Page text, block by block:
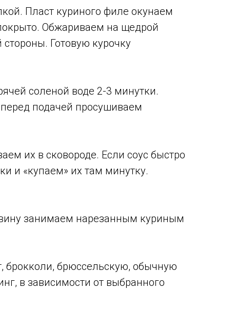
Пласт куриного филе окунаем
Обжариваем на щедрой
Готовую курочку
соленой воде 2-3 минутки.
подачей просушиваем
их в сковороде. Если соус быстро
и «купаем» их там минутку.
занимаем нарезанным куриным
брокколи, брюссельскую, обычную
в зависимости от выбранного